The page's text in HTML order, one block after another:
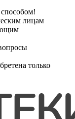
лицам
только